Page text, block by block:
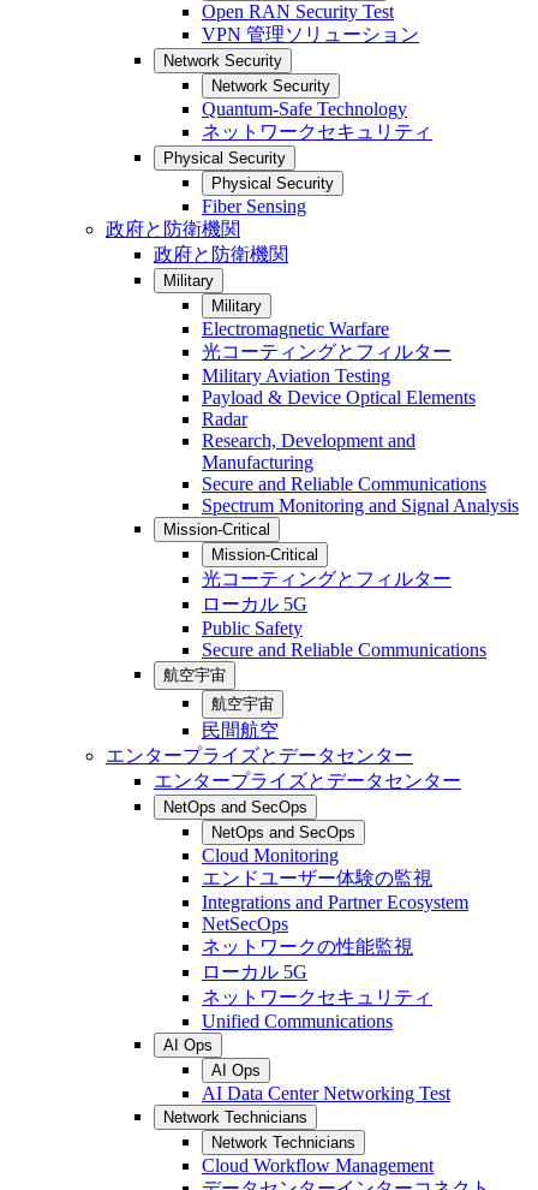
Open RAN Security Test
VPN 管理ソリューション
Network Security
Network Security
Quantum-Safe Technology
ネットワークセキュリティ
Physical Security
Physical Security
Fiber Sensing
政府と防衛機関
政府と防衛機関
Military
Military
Electromagnetic Warfare
光コーティングとフィルター
Military Aviation Testing
Payload & Device Optical Elements
Radar
Research, Development and
Manufacturing
Secure and Reliable Communications
Spectrum Monitoring and Signal Analysis
Mission-Critical
Mission-Critical
光コーティングとフィルター
ローカル 5G
Public Safety
Secure and Reliable Communications
航空宇宙
航空宇宙
民間航空
エンタープライズとデータセンター
エンタープライズとデータセンター
NetOps and SecOps
NetOps and SecOps
Cloud Monitoring
エンドユーザー体験の監視
Integrations and Partner Ecosystem
NetSecOps
ネットワークの性能監視
ローカル 5G
ネットワークセキュリティ
Unified Communications
AI Ops
AI Ops
AI Data Center Networking Test
Network Technicians
Network Technicians
Cloud Workflow Management